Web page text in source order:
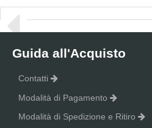
Guida all'Acquisto
Contatti
Modalità di Pagamento
Modalità di Spedizione e Ritiro